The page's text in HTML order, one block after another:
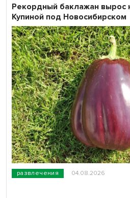
развлечения 04.08.2026
Рекордный баклажан вырос
Купиной под Новосибирском